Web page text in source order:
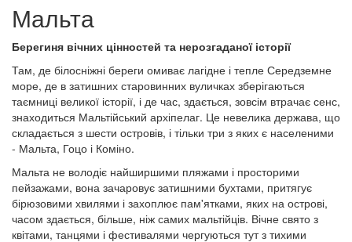
Мальта
Берегиня вічних цінностей та нерозгаданої історії
Там, де білосніжні береги омиває лагідне і тепле Середземне
море, де в затишних старовинних вуличках зберігаються
таємниці великої історії, і де час, здається, зовсім втрачає сенс,
знаходиться Мальтійський архіпелаг. Це невелика держава, що
складається з шести островів, і тільки три з яких є населеними
- Мальта, Гоцо і Коміно.
Мальта не володіє найширшими пляжами і просторими
пейзажами, вона зачаровує затишними бухтами, притягує
бірюзовими хвилями і захоплює пам'ятками, яких на острові,
часом здається, більше, ніж самих мальтійців. Вічне свято з
квітами, танцями і фестивалями чергуються тут з тихими